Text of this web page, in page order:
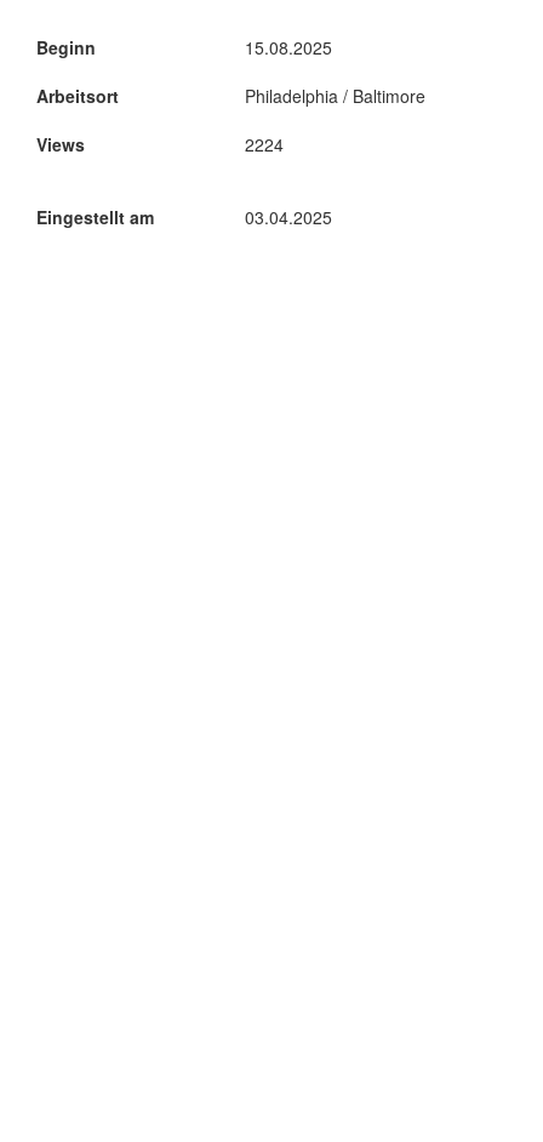
Beginn
Arbeitsort
Views
15.08.2025
Philadelphia / Baltimore
2224
Eingestellt am 03.04.2025